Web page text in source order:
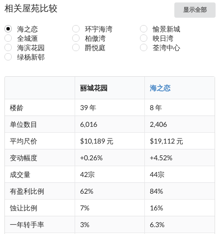
相关屋苑比较 显示全部
海之恋 环宇海湾
愉景新城
全城滙
柏傲湾
映日湾
海滨花园
爵悦庭
荃湾中心
绿杨新邨
丽城花园 海之恋
楼龄 39 年
8 年
单位数目
6,016
2,406
平均尺价
$10,189 元
$19,112 元
变动幅度
+0.26%
+4.52%
成交量
42宗
44宗
有盈利比例
62%
84%
蚀让比例
7%
16%
一年转手率
3% 6.3%